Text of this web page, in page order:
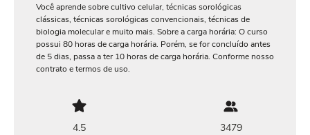
Você aprende sobre cultivo celular, técnicas sorológicas
clássicas, técnicas sorológicas convencionais, técnicas de
biologia molecular e muito mais. Sobre a carga horária: O curso
possui 80 horas de carga horária. Porém, se for concluído antes
de 5 dias, passa a ter 10 horas de carga horária. Conforme nosso
contrato e termos de uso.
4.5
3479